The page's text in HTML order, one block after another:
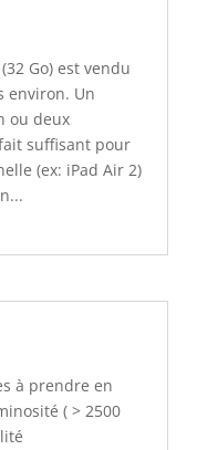
Go) est vendu
environ. Un
ou deux
suffisant pour
(ex: iPad Air 2)
à prendre en
( > 2500